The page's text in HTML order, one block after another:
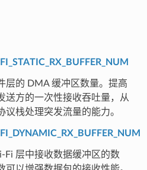
层的 DMA 缓冲区数量。提高
送方的一次性接收吞吐量，从
议栈处理突发流量的能力。
Fi 层中接收数据缓冲区的数